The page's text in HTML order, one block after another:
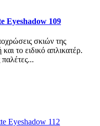
Eyeshadow 109
σκιών της
το ειδικό απλικατέρ.
παλέτες...